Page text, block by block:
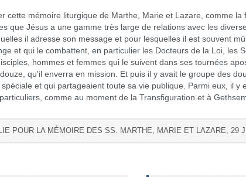
mémoire liturgique de Marthe, Marie et Lazare, comme la
que Jésus a une gamme très large de relations avec les
il adresse son message et pour lesquelles il est souvent
et qui le combattent, en particulier les Docteurs de la Loi, les
hommes et femmes qui le suivent dans ses tournées
qu'il enverra en mission. Et puis il y avait le groupe des
et qui partageaient toute sa vie publique. Parmi eux, il y
comme au moment de la Transfiguration et à
POUR LA MÉMOIRE DES SS. MARTHE, MARIE ET LAZARE, 29